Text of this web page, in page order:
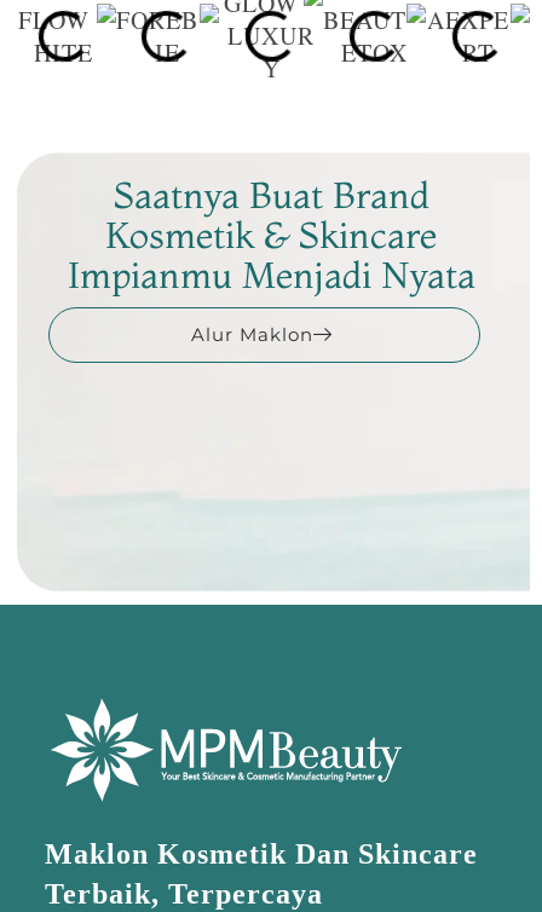
Saatnya Buat Brand
Kosmetik & Skincare
Impianmu Menjadi Nyata
Alur Maklon
Maklon Kosmetik Dan Skincare
Terbaik, Terpercaya